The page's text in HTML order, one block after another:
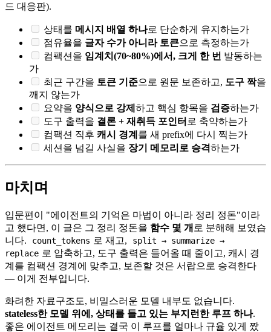
드 대응판).
상태를 메시지 배열 하나로 단순하게 유지하는가
점유율을 글자 수가 아니라 토큰으로 측정하는가
컴팩션을 임계치(70~80%)에서, 크게 한 번 발동하는
가
최근 구간을 토큰 기준으로 원문 보존하고, 도구 짝을
깨지 않는가
요약을 양식으로 강제 하고 핵심 항목을 검증하는가
도구 출력을 결론 + 재취득 포인터 로 축약하는가
컴팩션 직후 캐시 경계 를 새 prefix에 다시 찍는가
세션을 넘길 사실을 장기 메모리로 승격하는가
마치며
입문편이 "에이전트의 기억은 마법이 아니라 정리 정돈"이라
고 했다면, 이 글은 그 정리 정돈을 함수 몇 개 로 분해해 보였습
니다.
count_tokens 로 재고,
split → summarize →
replace 로 압축하고, 도구 출력은 들어올 때 줄이고, 캐시 경
계를 컴팩션 경계에 맞추고, 보존할 것은 서랍으로 승격한다
— 이게 전부입니다.
화려한 자료구조도, 비밀스러운 모델 내부도 없습니다.
stateless한 모델 위에, 상태를 들고 있는 부지런한 루프 하나.
좋은 에이전트 메모리는 결국 이 루프를 얼마나 규율 있게 짰